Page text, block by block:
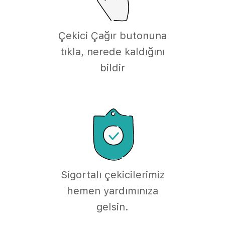
Çekici Çağır butonuna
tıkla, nerede kaldığını
bildir
Sigortalı çekicilerimiz
hemen yardımınıza
gelsin.